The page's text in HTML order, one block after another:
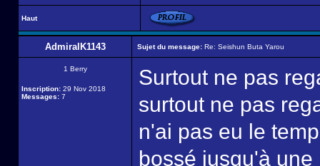
Haut
AdmiralK1143 Sujet du message: Re: Seishun Buta Yarou
1 Berry
Inscription: 29 Nov 2018
Messages: 7
Surtout ne pas
surtout ne pas
n'ai pas eu le
bossé jusqu'à